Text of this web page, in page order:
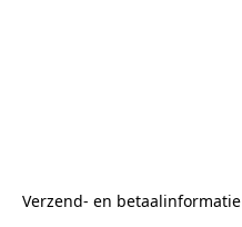
Verzend- en betaalinformatie